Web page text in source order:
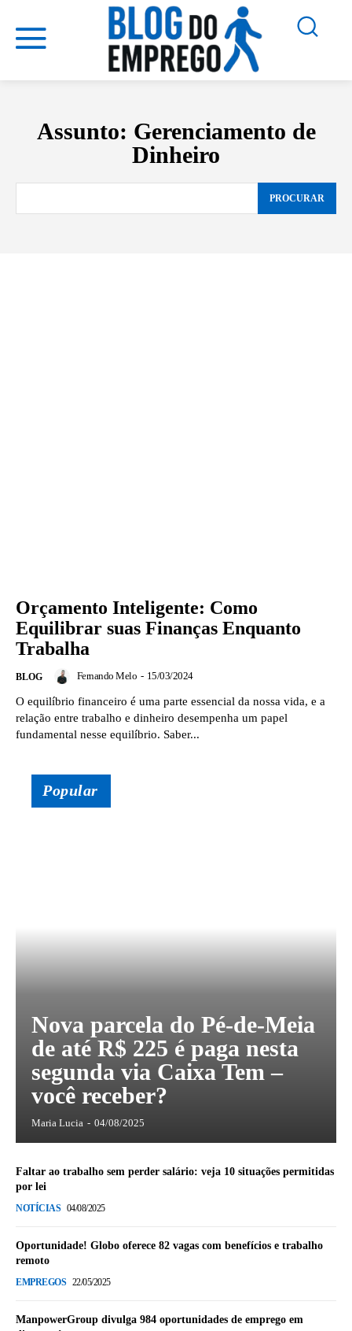
Assunto: Gerenciamento de
Dinheiro
PROCURAR
Orçamento Inteligente: Como
Equilibrar suas Finanças Enquanto
Trabalha
BLOG Fernando Melo - 15/03/2024
O equilíbrio financeiro é uma parte essencial da nossa vida, e a
relação entre trabalho e dinheiro desempenha um papel
fundamental nesse equilíbrio. Saber...
Popular
Nova parcela do Pé-de-Meia
de até R$ 225 é paga nesta
segunda via Caixa Tem –
você receber?
Maria Lucia - 04/08/2025
Faltar ao trabalho sem perder salário: veja 10 situações permitidas
por lei
NOTÍCIAS 04/08/2025
Oportunidade! Globo oferece 82 vagas com benefícios e trabalho
remoto
EMPREGOS 22/05/2025
ManpowerGroup divulga 984 oportunidades de emprego em